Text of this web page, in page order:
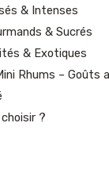
& Intenses
& Sucrés
& Exotiques
Rhums – Goûts
?